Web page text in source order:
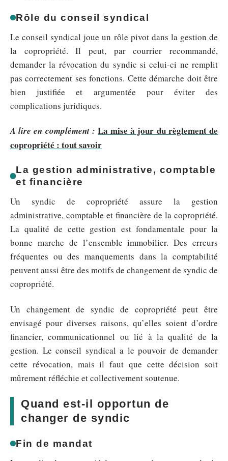
Rôle du conseil syndical
Le conseil syndical joue un rôle pivot dans la gestion de
la copropriété. Il peut, par courrier recommandé,
demander la révocation du syndic si celui-ci ne remplit
pas correctement ses fonctions. Cette démarche doit être
bien justifiée et argumentée pour éviter des
complications juridiques.
A lire en complément : La mise à jour du règlement de
copropriété : tout savoir
La gestion administrative, comptable
et financière
Un syndic de copropriété assure la gestion
administrative, comptable et financière de la copropriété.
La qualité de cette gestion est fondamentale pour la
bonne marche de l’ensemble immobilier. Des erreurs
fréquentes ou des manquements dans la comptabilité
peuvent aussi être des motifs de changement de syndic de
copropriété.
Un changement de syndic de copropriété peut être
envisagé pour diverses raisons, qu’elles soient d’ordre
financier, communicationnel ou lié à la qualité de la
gestion. Le conseil syndical a le pouvoir de demander
cette révocation, mais il faut que cette décision soit
mûrement réfléchie et collectivement soutenue.
Quand est-il opportun de
changer de syndic
Fin de mandat